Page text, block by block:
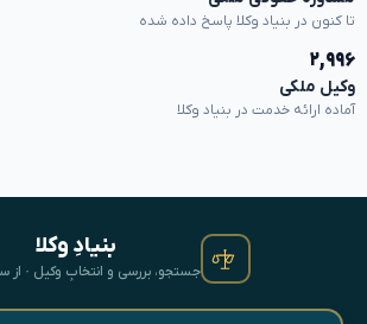
تا کنون در بنیاد وکلا پاسخ داده شده
۲,۹۹۶
وکیل ملکی
آماده ارائه خدمت در بنیاد وکلا
بنیادِ وکلا
جستجو، بررسی و انتخابِ وکیل · از سال